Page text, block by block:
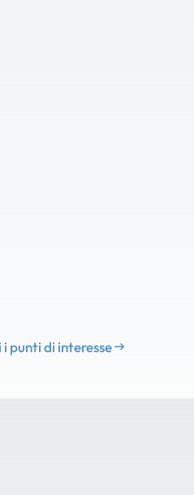
punti di interesse